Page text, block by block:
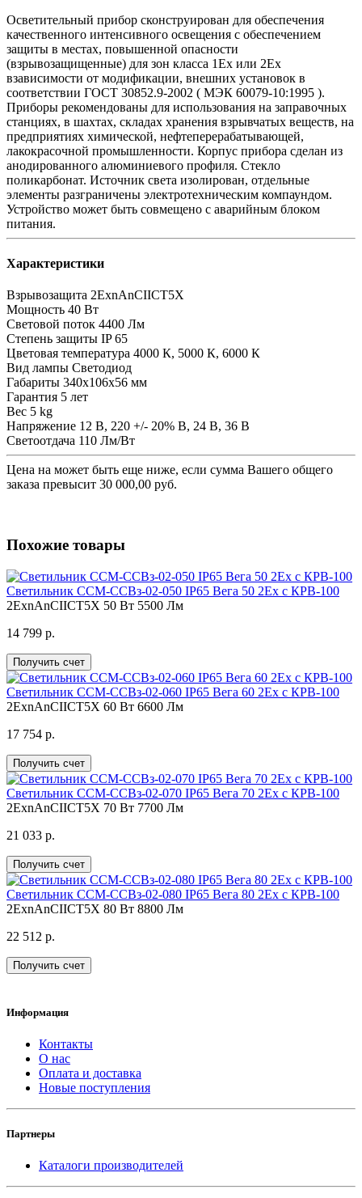
Осветительный прибор сконструирован для обеспечения
качественного интенсивного освещения с обеспечением
защиты в местах, повышенной опасности
(взрывозащищенные) для зон класса 1Ех или 2Ех
взависимости от модификации, внешних установок в
соответствии ГОСТ 30852.9-2002 ( МЭК 60079-10:1995 ).
Приборы рекомендованы для использования на заправочных
станциях, в шахтах, складах хранения взрывчатых веществ, на
предприятиях химической, нефтеперерабатывающей,
лакокрасочной промышленности. Корпус прибора сделан из
анодированного алюминиевого профиля. Стекло
поликарбонат. Источник света изолирован, отдельные
элементы разграничены электротехническим компаундом.
Устройство может быть совмещено с аварийным блоком
питания.
Характеристики
Взрывозащита 2ЕхnAnCIICT5X
Мощность 40 Вт
Световой поток 4400 Лм
Степень защиты IP 65
Цветовая температура 4000 К, 5000 К, 6000 К
Вид лампы Светодиод
Габариты 340х106х56 мм
Гарантия 5 лет
Вес 5 kg
Напряжение 12 В, 220 +/- 20% В, 24 В, 36 В
Светоотдача 110 Лм/Вт
Цена на может быть еще ниже, если сумма Вашего общего
заказа превысит 30 000,00 руб.
Похожие товары
Светильник ССМ-ССВз-02-050 IP65 Вега 50 2Ex с КРВ-100
2ЕхnAnCIICT5X 50 Вт 5500 Лм
14 799 р.
Получить счет
Светильник ССМ-ССВз-02-060 IP65 Вега 60 2Ex с КРВ-100
2ЕхnAnCIICT5X 60 Вт 6600 Лм
17 754 р.
Получить счет
Светильник ССМ-ССВз-02-070 IP65 Вега 70 2Ex с КРВ-100
2ЕхnAnCIICT5X 70 Вт 7700 Лм
21 033 р.
Получить счет
Светильник ССМ-ССВз-02-080 IP65 Вега 80 2Ex с КРВ-100
2ЕхnAnCIICT5X 80 Вт 8800 Лм
22 512 р.
Получить счет
Информация
Контакты
О нас
Оплата и доставка
Новые поступления
Партнеры
Каталоги производителей